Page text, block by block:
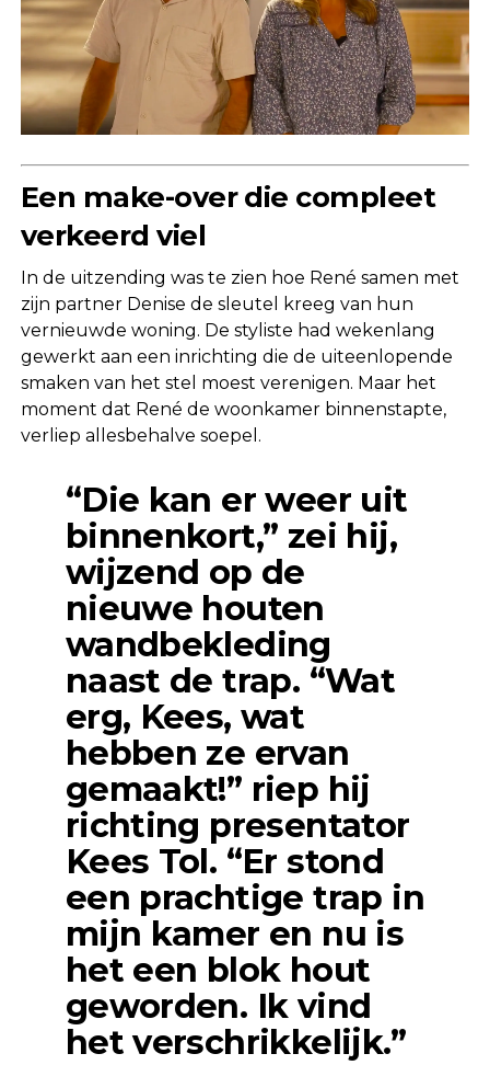
Een make-over die compleet
verkeerd viel
In de uitzending was te zien hoe René samen met
zijn partner Denise de sleutel kreeg van hun
vernieuwde woning. De styliste had wekenlang
gewerkt aan een inrichting die de uiteenlopende
smaken van het stel moest verenigen. Maar het
moment dat René de woonkamer binnenstapte,
verliep allesbehalve soepel.
“Die kan er weer uit
binnenkort,” zei hij,
wijzend op de
nieuwe houten
wandbekleding
naast de trap. “Wat
erg, Kees, wat
hebben ze ervan
gemaakt!” riep hij
richting presentator
Kees Tol. “Er stond
een prachtige trap in
mijn kamer en nu is
het een blok hout
geworden. Ik vind
het verschrikkelijk.”